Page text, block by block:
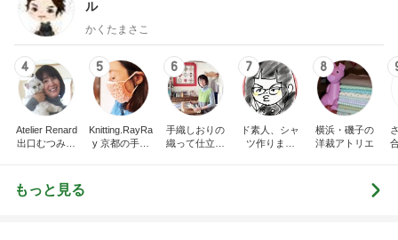
Atelier Renard
出口むつみの
トールペイン
ト
Knitting.RayRa
y 京都の手編
みと機械編み
手織しおりの
織って仕立て
て楽しむ オ
ンライン通信
講座
ド素人、シャ
ツ作りまし
た！
横浜・磯子の
洋裁アトリエ
もっと見る